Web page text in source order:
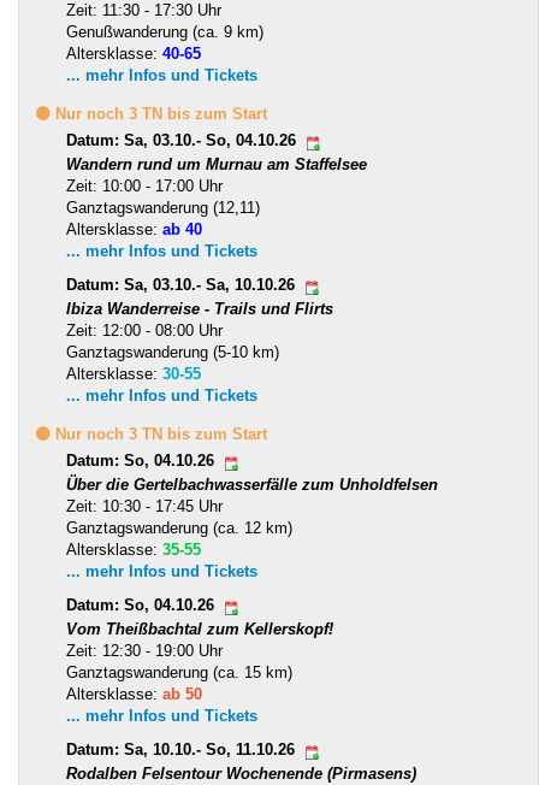
Zeit: 11:30 - 17:30 Uhr
Genußwanderung (ca. 9 km)
Altersklasse: 40-65
... mehr Infos und Tickets
🟡 Nur noch 3 TN bis zum Start
Datum: Sa, 03.10.- So, 04.10.26
Wandern rund um Murnau am Staffelsee
Zeit: 10:00 - 17:00 Uhr
Ganztagswanderung (12,11)
Altersklasse: ab 40
... mehr Infos und Tickets
Datum: Sa, 03.10.- Sa, 10.10.26
Ibiza Wanderreise - Trails und Flirts
Zeit: 12:00 - 08:00 Uhr
Ganztagswanderung (5-10 km)
Altersklasse: 30-55
... mehr Infos und Tickets
🟡 Nur noch 3 TN bis zum Start
Datum: So, 04.10.26
Über die Gertelbachwasserfälle zum Unholdfelsen
Zeit: 10:30 - 17:45 Uhr
Ganztagswanderung (ca. 12 km)
Altersklasse: 35-55
... mehr Infos und Tickets
Datum: So, 04.10.26
Vom Theißbachtal zum Kellerskopf!
Zeit: 12:30 - 19:00 Uhr
Ganztagswanderung (ca. 15 km)
Altersklasse: ab 50
... mehr Infos und Tickets
Datum: Sa, 10.10.- So, 11.10.26
Rodalben Felsentour Wochenende (Pirmasens)